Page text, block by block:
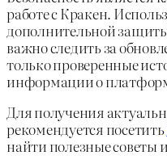
работе с Кракен.
дополнительной
важно следить за
только проверенные
информации о
Для получения
рекомендуется посетить
найти полезные советы